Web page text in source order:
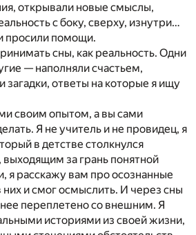
открывали новые смыслы,
с боку, сверху, изнутри…
просили помощи.
сны, как реальность. Одни
— наполняли счастьем,
загадки, ответы на которые я ищу
своим опытом, а вы сами
Я не учитель и не провидец, я
в детстве столкнулся
за грань понятной
я расскажу вам про осознанные
них и смог осмыслить. И через сны
переплетено со внешним. Я
историями из своей жизни,